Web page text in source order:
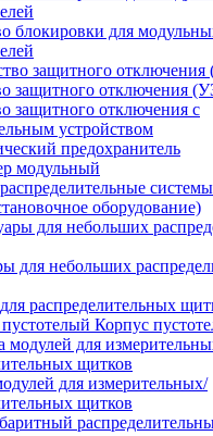
блокировки для
защитного отключения
защитного отключения с
устройством
предохранитель
модульный
оборудование)
для небольших
распределительных
Корпус
для измерительных/
щитков